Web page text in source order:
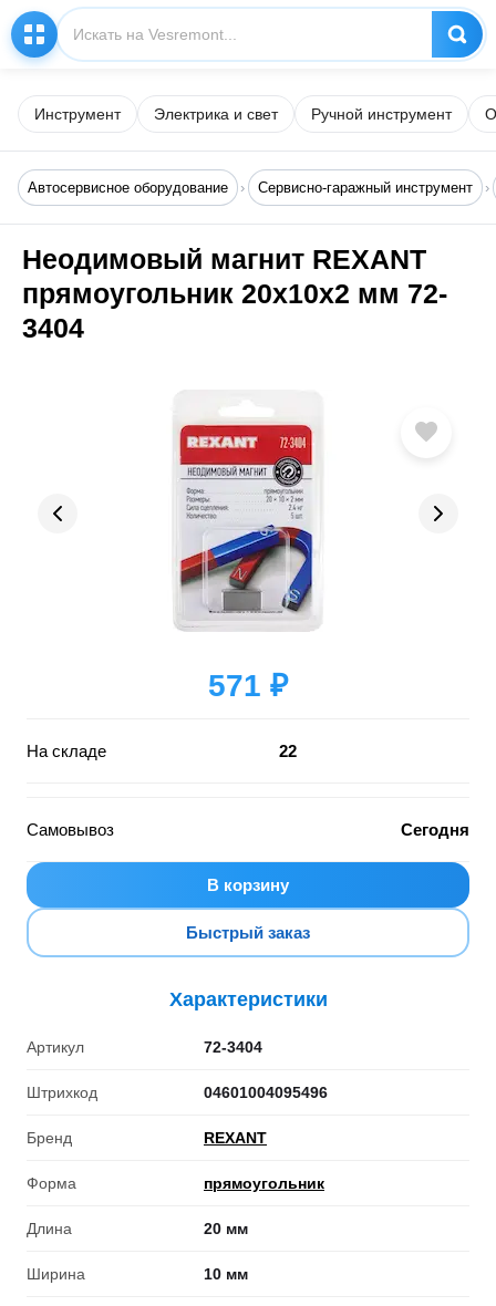
Инструмент Электрика и свет Ручной инструмент
Автосервисное оборудование Сервисно-гаражный инструмент
Неодимовый магнит REXANT
прямоугольник 20х10х2 мм 72-
3404
571 ₽
На складе 22
Самовывоз Сегодня
В корзину
Быстрый заказ
Характеристики
Артикул 72-3404
Штрихкод 04601004095496
Бренд REXANT
Форма прямоугольник
Длина 20 мм
Ширина 10 мм